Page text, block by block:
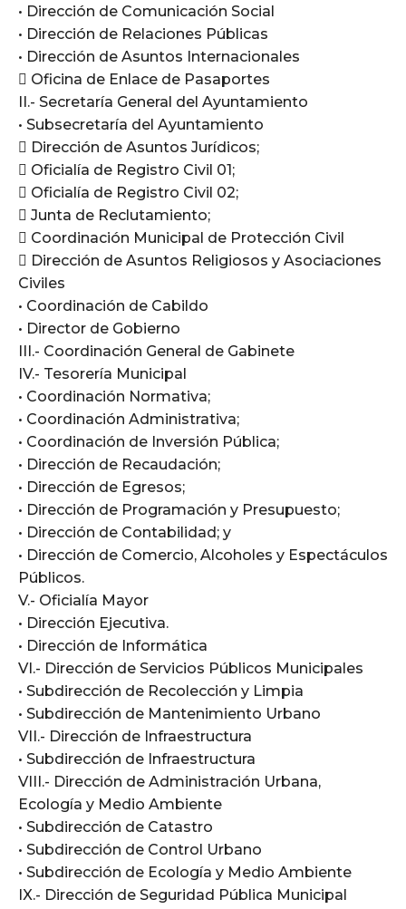
• Dirección de Comunicación Social
• Dirección de Relaciones Públicas
• Dirección de Asuntos Internacionales
 Oficina de Enlace de Pasaportes
II.- Secretaría General del Ayuntamiento
• Subsecretaría del Ayuntamiento
 Dirección de Asuntos Jurídicos;
 Oficialía de Registro Civil 01;
 Oficialía de Registro Civil 02;
 Junta de Reclutamiento;
 Coordinación Municipal de Protección Civil
 Dirección de Asuntos Religiosos y Asociaciones
Civiles
• Coordinación de Cabildo
• Director de Gobierno
III.- Coordinación General de Gabinete
IV.- Tesorería Municipal
• Coordinación Normativa;
• Coordinación Administrativa;
• Coordinación de Inversión Pública;
• Dirección de Recaudación;
• Dirección de Egresos;
• Dirección de Programación y Presupuesto;
• Dirección de Contabilidad; y
• Dirección de Comercio, Alcoholes y Espectáculos
Públicos.
V.- Oficialía Mayor
• Dirección Ejecutiva.
• Dirección de Informática
VI.- Dirección de Servicios Públicos Municipales
• Subdirección de Recolección y Limpia
• Subdirección de Mantenimiento Urbano
VII.- Dirección de Infraestructura
• Subdirección de Infraestructura
VIII.- Dirección de Administración Urbana,
Ecología y Medio Ambiente
• Subdirección de Catastro
• Subdirección de Control Urbano
• Subdirección de Ecología y Medio Ambiente
IX.- Dirección de Seguridad Pública Municipal